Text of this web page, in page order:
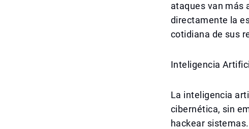
ataques van más
directamente la
cotidiana de sus
Inteligencia
La inteligencia
cibernética, sin
hackear